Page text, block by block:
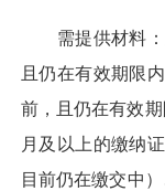
需提供材料：
且仍在有效期限
前，且仍在有效
月及以上的缴纳
目前仍在缴交中